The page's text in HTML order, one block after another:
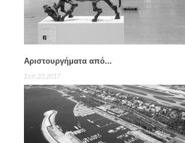
Αριστουργήματα από...
Σεπ 22,2017